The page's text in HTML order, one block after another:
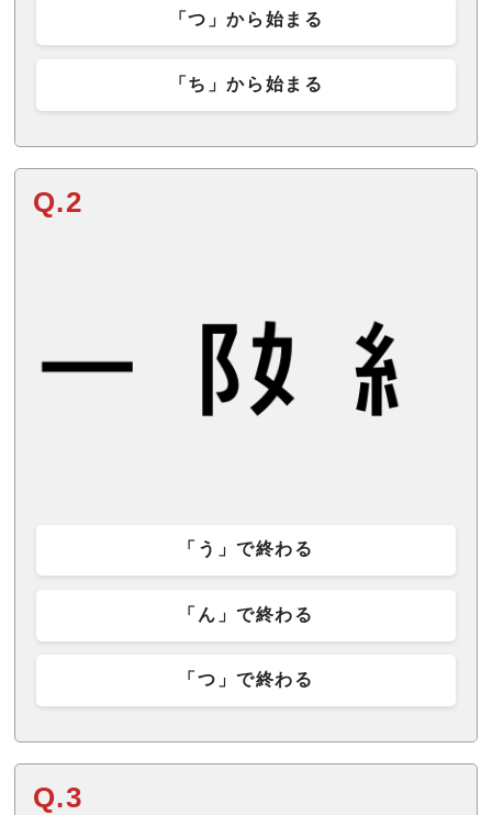
「つ」から始まる
「ち」から始まる
Q.2
「う」で終わる
「ん」で終わる
「つ」で終わる
Q.3